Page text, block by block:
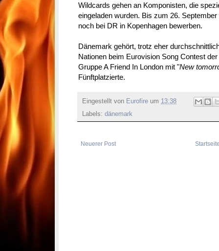
Wildcards gehen an Komponisten, die
eingeladen wurden. Bis zum 26.
noch bei DR in Kopenhagen bewerben.
Dänemark gehört, trotz eher
Nationen beim Eurovision Song Contest
Gruppe A Friend In London mit "New
Fünftplatzierte.
Eingestellt von Eurofire um 13:38
Labels: dänemark
Neuerer Post